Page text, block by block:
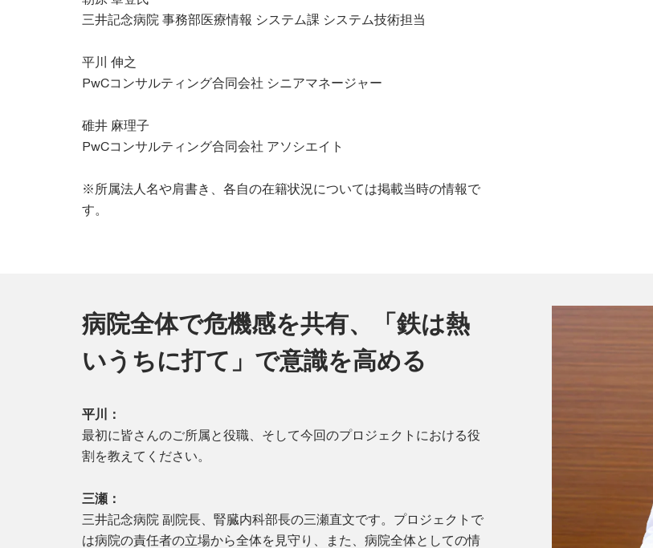
三井記念病院 事務部医療情報 システム課 システム技術担当
平川 伸之
PwCコンサルティング合同会社 シニアマネージャー
碓井 麻理子
PwCコンサルティング合同会社 アソシエイト
※所属法人名や肩書き、各自の在籍状況については掲載当時の情報で
す。
病院全体で危機感を共有、「鉄は熱
いうちに打て」で意識を高める
平川：
最初に皆さんのご所属と役職、そして今回のプロジェクトにおける役
割を教えてください。
三瀬：
三井記念病院 副院長、腎臓内科部長の三瀬直文です。プロジェクトで
は病院の責任者の立場から全体を見守り、また、病院全体としての情